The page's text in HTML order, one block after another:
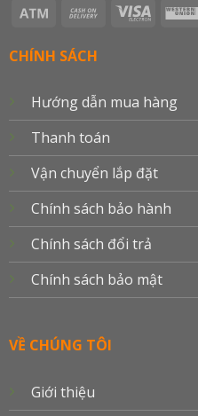
Atm
Cash
Visa
CHÍNH SÁCH
Hướng dẫn mua hàng
Thanh toán
Vận chuyển lắp đặt
Chính sách bảo hành
Chính sách đổi trả
Chính sách bảo mật
VỀ CHÚNG TÔI
Giới thiệu